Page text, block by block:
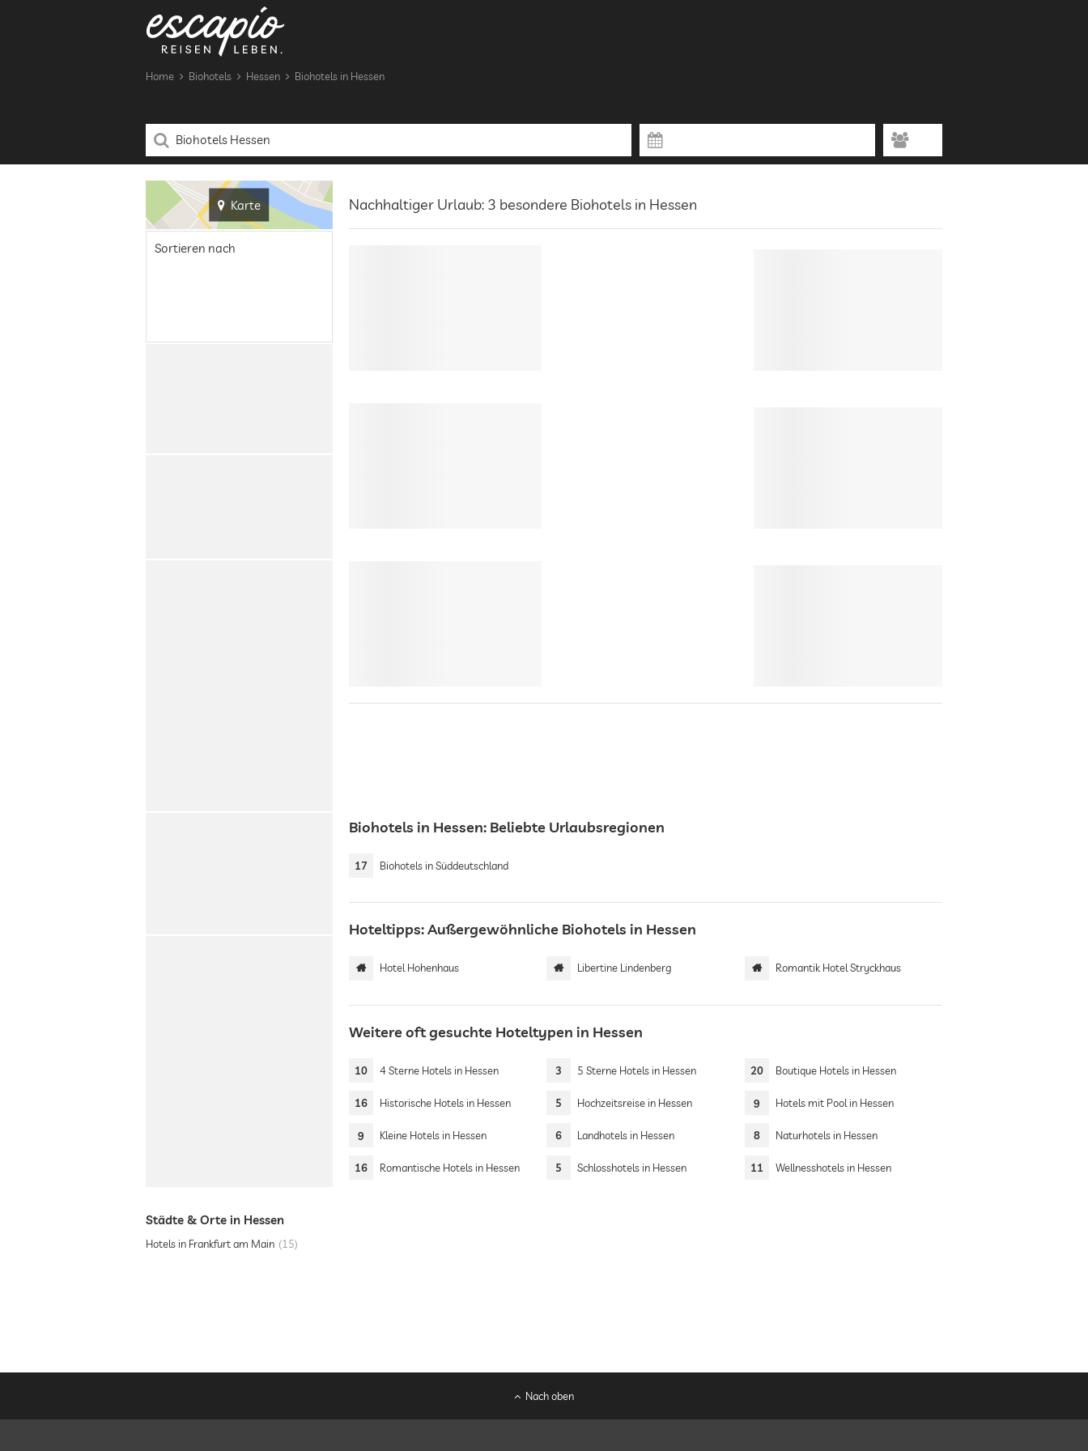
Home Biohotels Hessen Biohotels in Hessen
Karte Nachhaltiger Urlaub: 3 besondere Biohotels in Hessen
Sortieren nach
Städte & Orte in Hessen
Hotels in Frankfurt am Main 15
Biohotels in Hessen: Beliebte Urlaubsregionen
17 Biohotels in Süddeutschland
Hoteltipps: Außergewöhnliche Biohotels in Hessen
Hotel Hohenhaus Libertine Lindenberg Romantik Hotel Stryckhaus
Weitere oft gesuchte Hoteltypen in Hessen
10 4 Sterne Hotels in Hessen 3 5 Sterne Hotels in Hessen 20 Boutique Hotels in Hessen
16 Historische Hotels in Hessen 5 Hochzeitsreise in Hessen 9 Hotels mit Pool in Hessen
9 Kleine Hotels in Hessen 6 Landhotels in Hessen 8 Naturhotels in Hessen
16 Romantische Hotels in Hessen 5 Schlosshotels in Hessen 11 Wellnesshotels in Hessen
Nach oben